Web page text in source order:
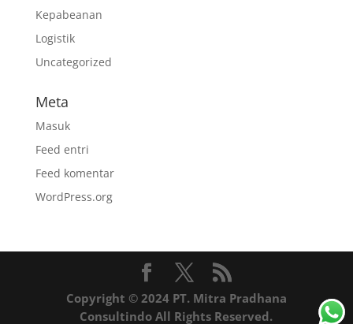
Kepabeanan
Logistik
Uncategorized
Meta
Masuk
Feed entri
Feed komentar
WordPress.org
Copyright © 2024 PT. Mitra Pradhana
Consultindo All Rights Reserved.